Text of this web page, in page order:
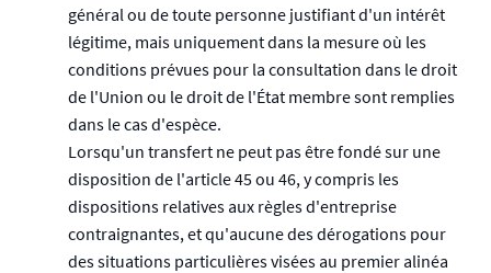
général ou de toute personne justifiant d'un intérêt
légitime, mais uniquement dans la mesure où les
conditions prévues pour la consultation dans le droit
de l'Union ou le droit de l'État membre sont remplies
dans le cas d'espèce.
Lorsqu'un transfert ne peut pas être fondé sur une
disposition de l'article 45 ou 46, y compris les
dispositions relatives aux règles d'entreprise
contraignantes, et qu'aucune des dérogations pour
des situations particulières visées au premier alinéa